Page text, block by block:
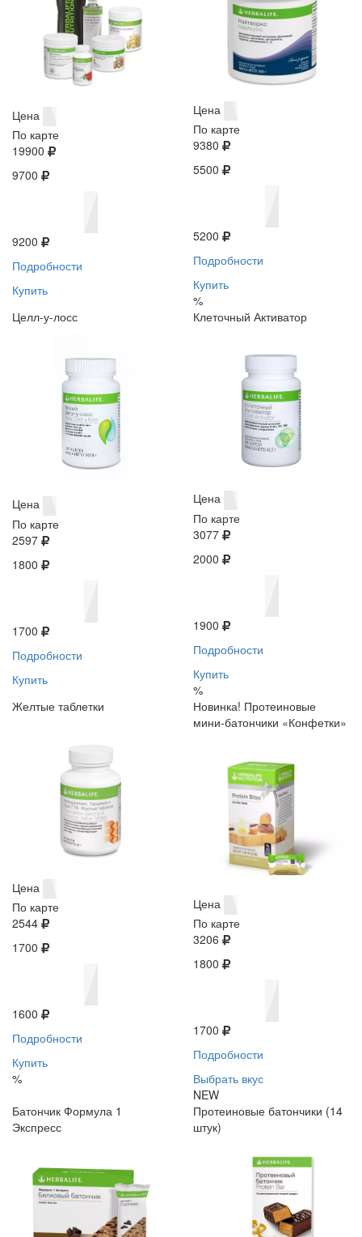
Цена
По карте
19900
9700
9200
Подробности
Купить
Цена
По карте
9380
5500
5200
Подробности
Купить
%
Целл-у-лосс
Цена
По карте
2597
1800
1700
Подробности
Купить
Клеточный Активатор
Цена
По карте
3077
2000
1900
Подробности
Купить
%
Желтые таблетки
Цена
По карте
2544
1700
1600
Подробности
Купить
%
Новинка! Протеиновые
мини-батончики «Конфетки»
Цена
По карте
3206
1800
1700
Подробности
Выбрать вкус
NEW
Батончик Формула 1
Экспресс
Протеиновые батончики (14
штук)